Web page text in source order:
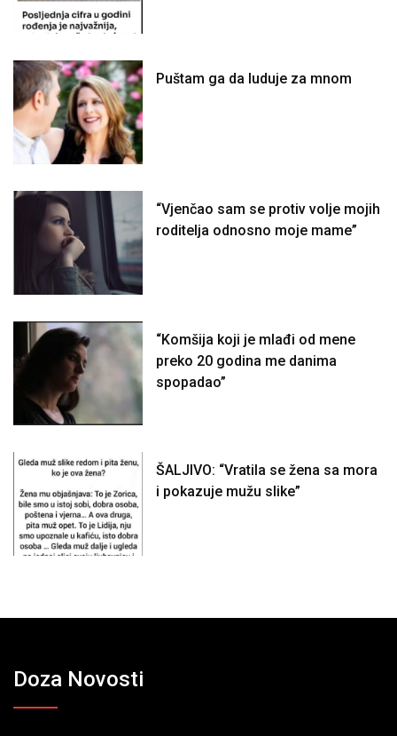
Puštam ga da luduje za mnom
“Vjenčao sam se protiv volje mojih
roditelja odnosno moje mame”
“Komšija koji je mlađi od mene
preko 20 godina me danima
spopadao”
ŠALJIVO: “Vratila se žena sa mora
i pokazuje mužu slike”
Doza Novosti